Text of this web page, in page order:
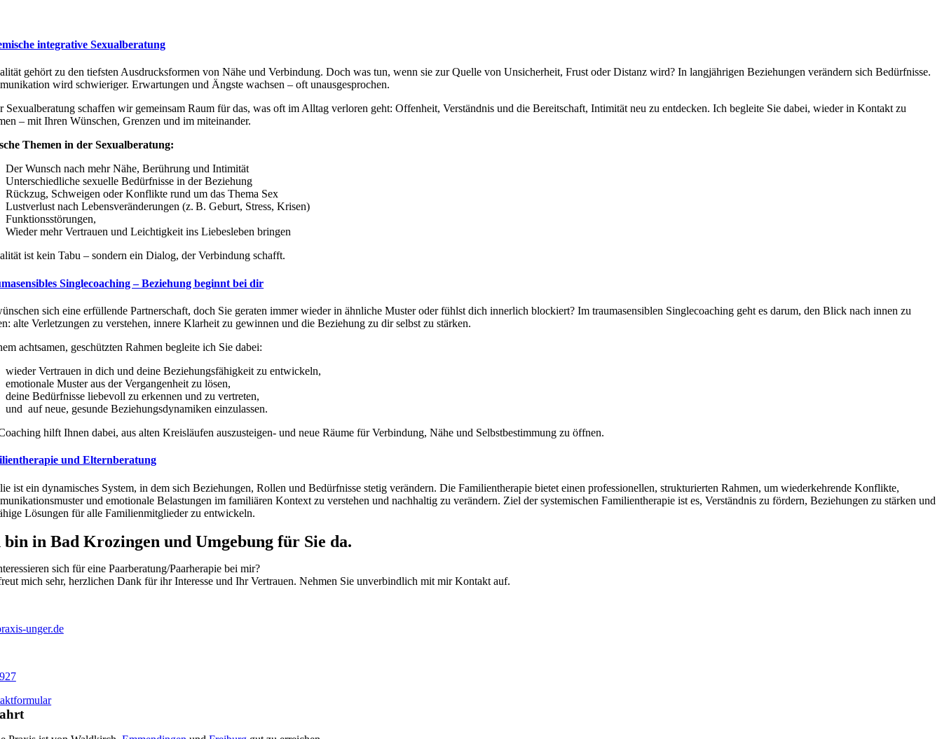
integrative Sexualberatung
gehört zu den tiefsten Ausdrucksformen von Nähe und Verbindung. Doch was tun, wenn sie zur Quelle von Unsicherheit, Frust oder Distanz wird? In langjährigen Beziehungen verändern sich Bedürfnisse.
wird schwieriger. Erwartungen und Ängste wachsen – oft unausgesprochen.
Sexualberatung schaffen wir gemeinsam Raum für das, was oft im Alltag verloren geht: Offenheit, Verständnis und die Bereitschaft, Intimität neu zu entdecken. Ich begleite Sie dabei, wieder in Kontakt zu
– mit Ihren Wünschen, Grenzen und im miteinander.
Themen in der Sexualberatung:
Der Wunsch nach mehr Nähe, Berührung und Intimität
Unterschiedliche sexuelle Bedürfnisse in der Beziehung
Rückzug, Schweigen oder Konflikte rund um das Thema Sex
Lustverlust nach Lebensveränderungen (z. B. Geburt, Stress, Krisen)
Funktionsstörungen,
Wieder mehr Vertrauen und Leichtigkeit ins Liebesleben bringen
ist kein Tabu – sondern ein Dialog, der Verbindung schafft.
Singlecoaching – Beziehung beginnt bei dir
sich eine erfüllende Partnerschaft, doch Sie geraten immer wieder in ähnliche Muster oder fühlst dich innerlich blockiert? Im traumasensiblen Singlecoaching geht es darum, den Blick nach innen zu
alte Verletzungen zu verstehen, innere Klarheit zu gewinnen und die Beziehung zu dir selbst zu stärken.
achtsamen, geschützten Rahmen begleite ich Sie dabei:
wieder Vertrauen in dich und deine Beziehungsfähigkeit zu entwickeln,
emotionale Muster aus der Vergangenheit zu lösen,
deine Bedürfnisse liebevoll zu erkennen und zu vertreten,
und auf neue, gesunde Beziehungsdynamiken einzulassen.
hilft Ihnen dabei, aus alten Kreisläufen auszusteigen- und neue Räume für Verbindung, Nähe und Selbstbestimmung zu öffnen.
und Elternberatung
ist ein dynamisches System, in dem sich Beziehungen, Rollen und Bedürfnisse stetig verändern. Die Familientherapie bietet einen professionellen, strukturierten Rahmen, um wiederkehrende Konflikte,
und emotionale Belastungen im familiären Kontext zu verstehen und nachhaltig zu verändern. Ziel der systemischen Familientherapie ist es, Verständnis zu fördern, Beziehungen zu stärken und
Lösungen für alle Familienmitglieder zu entwickeln.
bin in Bad Krozingen und Umgebung für Sie da.
sich für eine Paarberatung/Paarherapie bei mir?
mich sehr, herzlichen Dank für ihr Interesse und Ihr Vertrauen. Nehmen Sie unverbindlich mit mir Kontakt auf.
unger.de